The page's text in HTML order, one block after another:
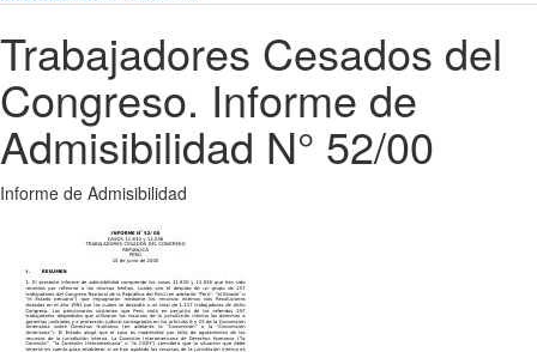
Trabajadores Cesados del
Congreso. Informe de
Admisibilidad N° 52/00
Informe de Admisibilidad